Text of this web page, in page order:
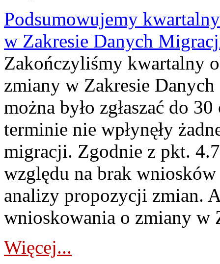
Podsumowujemy
w Zakresie Danych
Zakończyliśmy kwartalny
zmiany w Zakresie
można było zgłaszać do
terminie nie wpłynęły
migracji. Zgodnie z pkt.
względu na brak
analizy propozycji zmian.
wnioskowania o zmiany w
Więcej...